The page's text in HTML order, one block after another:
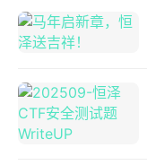
页
原
创
区